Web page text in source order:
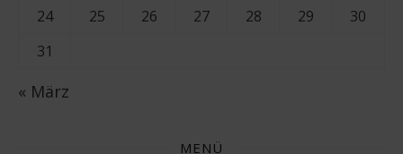
24
25 26 27 28 29
30
31
« März
MENÜ